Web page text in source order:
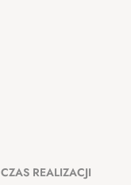
CZAS REALIZACJI